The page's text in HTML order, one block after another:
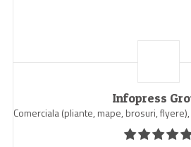
Infopress
Comerciala (pliante, mape, brosuri,